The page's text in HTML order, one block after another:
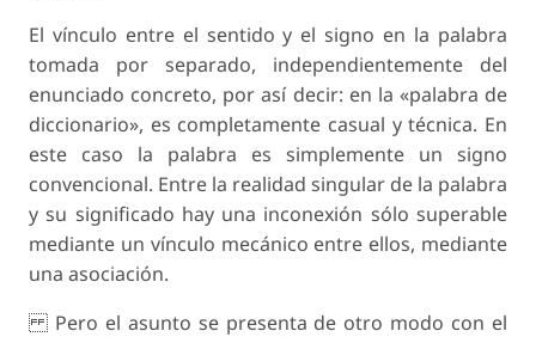
El vínculo entre el sentido y el signo en la palabra
tomada por separado, independientemente del
enunciado concreto, por así decir: en la «palabra de
diccionario», es completamente casual y técnica. En
este caso la palabra es simplemente un signo
convencional. Entre la realidad singular de la palabra
y su significado hay una inconexión sólo superable
mediante un vínculo mecánico entre ellos, mediante
una asociación.
Pero el asunto se presenta de otro modo con el